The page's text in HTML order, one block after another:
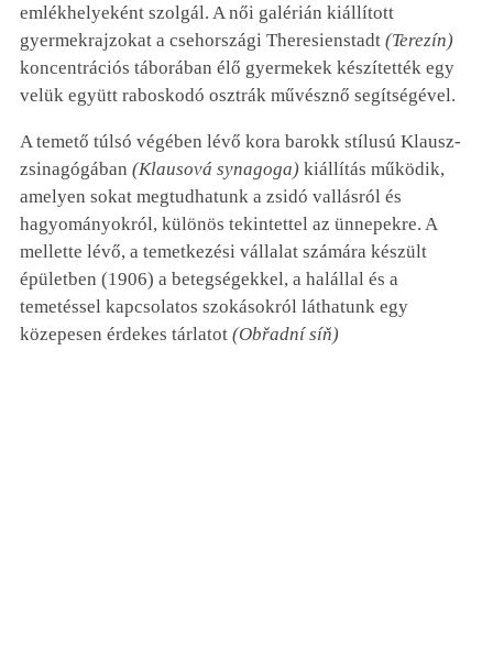
emlékhelyeként szolgál. A női galérián kiállított
gyermekrajzokat a csehországi Theresienstadt (Terezín)
koncentrációs táborában élő gyermekek készítették egy
velük együtt raboskodó osztrák művésznő segítségével.
A temető túlsó végében lévő kora barokk stílusú Klausz-
zsinagógában (Klausová synagoga) kiállítás működik,
amelyen sokat megtudhatunk a zsidó vallásról és
hagyományokról, különös tekintettel az ünnepekre. A
mellette lévő, a temetkezési vállalat számára készült
épületben (1906) a betegségekkel, a halállal és a
temetéssel kapcsolatos szokásokról láthatunk egy
közepesen érdekes tárlatot (Obřadní síň)